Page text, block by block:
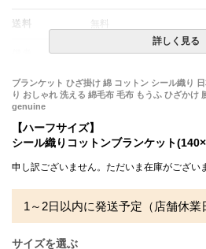
送料 無料
・商品が到着いたしました
商品に破損がある場合は
申し上げます。
※北海道・沖縄・離島等一
発生する場合がございます
合があります。
詳しく見る
ブランケット ひざ掛け 綿 コットン シール織り
り おしゃれ 洗える 綿毛布 毛布 もうふ ひざかけ
genuine
【ハーフサイズ】
シール織りコットンブランケット
申し訳ございません。ただいま在庫がござい
1～2日以内に発送予定（店舗休業
サイズを選ぶ